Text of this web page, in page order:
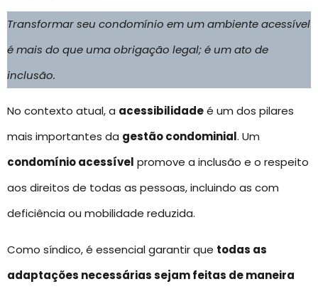
Transformar seu condomínio em um ambiente acessível
é mais do que uma obrigação legal; é um ato de
inclusão.
No contexto atual, a acessibilidadeé um dos pilares
mais importantes da gestão condominial. Um
condomínio acessível promove a inclusão e o respeito
aos direitos de todas as pessoas, incluindo as com
deficiência ou mobilidade reduzida.
Como síndico, é essencial garantir que todas as
adaptações necessárias sejam feitas de maneira